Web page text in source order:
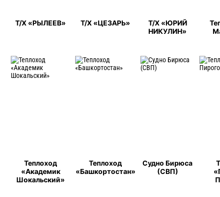
Т/Х «РЫЛЕЕВ» Т/Х «ЦЕЗАРЬ»
Т/Х «ЮРИЙ
НИКУЛИН»
Теплоход
«Академик
Шокальский»
Теплоход
«Башкортостан»
Судно Бирюса
(СВП)